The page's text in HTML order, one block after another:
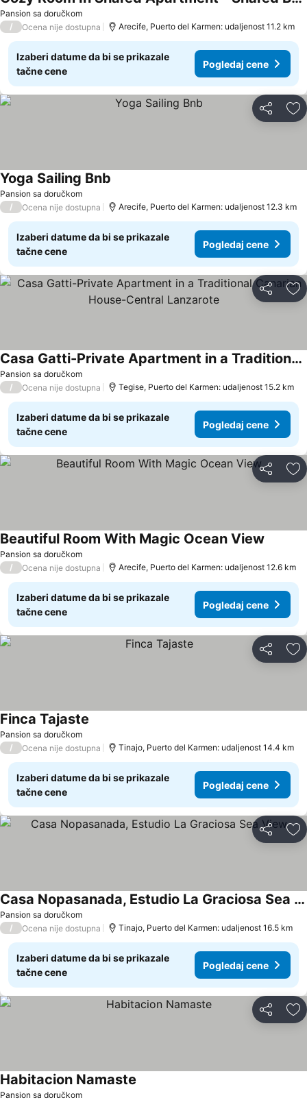
Pansion sa doručkom
/ Ocena nije dostupna Arecife, Puerto del Karmen: udaljenost 11.2 km
Izaberi datume da bi se prikazale
tačne cene
Pogledaj cene
Deli
Pansion sa doručkom
Yoga Sailing Bnb
/ Ocena nije dostupna Arecife, Puerto del Karmen: udaljenost 12.3 km
Izaberi datume da bi se prikazale
tačne cene
Pogledaj cene
Deli
Pansion sa doručkom
Casa Gatti-Private Apartment in a Traditional Canarian House-Central Lanzarote
/ Ocena nije dostupna Tegise, Puerto del Karmen: udaljenost 15.2 km
Izaberi datume da bi se prikazale
tačne cene
Pogledaj cene
Deli
Pansion sa doručkom
Beautiful Room With Magic Ocean View
/ Ocena nije dostupna Arecife, Puerto del Karmen: udaljenost 12.6 km
Izaberi datume da bi se prikazale
tačne cene
Pogledaj cene
Deli
Pansion sa doručkom
Finca Tajaste
/ Ocena nije dostupna Tinajo, Puerto del Karmen: udaljenost 14.4 km
Izaberi datume da bi se prikazale
tačne cene
Pogledaj cene
Deli
Pansion sa doručkom
Casa Nopasanada, Estudio La Graciosa Sea View
/ Ocena nije dostupna Tinajo, Puerto del Karmen: udaljenost 16.5 km
Izaberi datume da bi se prikazale
tačne cene
Pogledaj cene
Deli
Pansion sa doručkom
Habitacion Namaste